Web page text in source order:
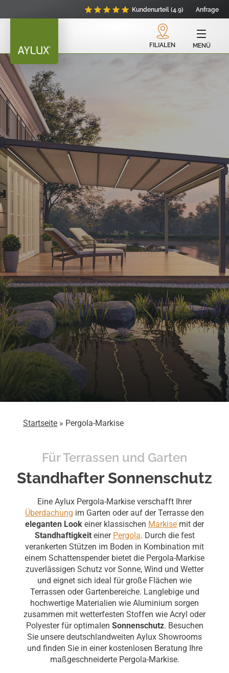
Kundenurteil (4.9) Anfrage
FILIALEN MENÜ
Pergola-Markise
Ganzjähriger Sonnenschutz mit
festem Stand für Terrasse und
Garten.
Filiale finden
Angebot einholen
Startseite » Pergola-Markise
Für Terrassen und Garten
Standhafter Sonnenschutz
Eine Aylux Pergola-Markise verschafft Ihrer
Überdachung im Garten oder auf der Terrasse den
eleganten Look einer klassischen Markise mit der
Standhaftigkeiteiner Pergola. Durch die fest
verankerten Stützen im Boden in Kombination mit
einem Schattenspender bietet die Pergola-Markise
zuverlässigen Schutz vor Sonne, Wind und Wetter
und eignet sich ideal für große Flächen wie
Terrassen oder Gartenbereiche. Langlebige und
hochwertige Materialien wie Aluminium sorgen
zusammen mit wetterfesten Stoffen wie Acryl oder
Polyester für optimalen Sonnenschutz. Besuchen
Sie unsere deutschlandweiten Aylux Showrooms
und finden Sie in einer kostenlosen Beratung Ihre
maßgeschneiderte Pergola-Markise.